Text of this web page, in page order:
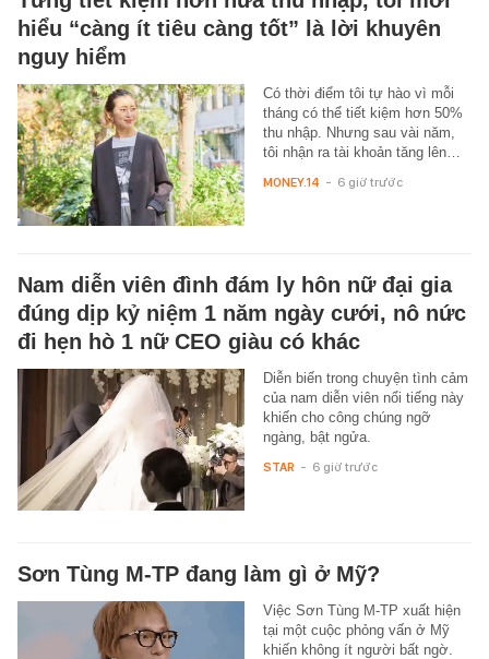
hiểu “càng ít tiêu càng tốt” là lời khuyên
nguy hiểm
Có thời điểm tôi tự hào vì mỗi
tháng có thể tiết kiệm hơn 50%
thu nhập. Nhưng sau vài năm,
tôi nhận ra tài khoản tăng lên…
MONEY.14 - 6 giờ trước
Nam diễn viên đình đám ly hôn nữ đại gia
đúng dịp kỷ niệm 1 năm ngày cưới, nô nức
đi hẹn hò 1 nữ CEO giàu có khác
Diễn biến trong chuyện tình cảm
của nam diễn viên nổi tiếng này
khiến cho công chúng ngỡ
ngàng, bật ngửa.
STAR - 6 giờ trước
Sơn Tùng M-TP đang làm gì ở Mỹ?
Việc Sơn Tùng M-TP xuất hiện
tại một cuộc phỏng vấn ở Mỹ
khiến không ít người bất ngờ.